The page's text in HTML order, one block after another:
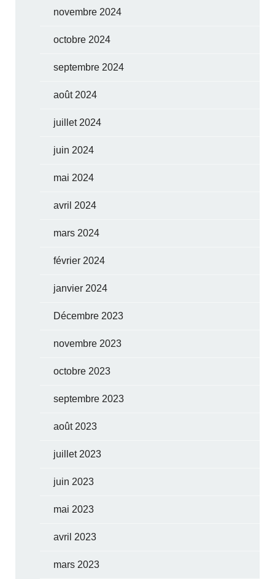
novembre 2024
octobre 2024
septembre 2024
août 2024
juillet 2024
juin 2024
mai 2024
avril 2024
mars 2024
février 2024
janvier 2024
Décembre 2023
novembre 2023
octobre 2023
septembre 2023
août 2023
juillet 2023
juin 2023
mai 2023
avril 2023
mars 2023